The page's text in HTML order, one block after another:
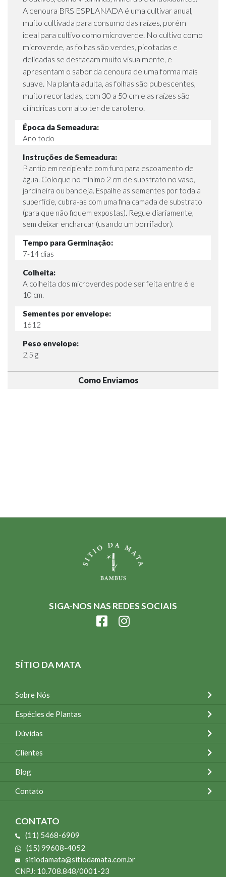
A cenoura BRS ESPLANADA é uma cultivar anual,
muito cultivada para consumo das raízes, porém
ideal para cultivo como microverde. No cultivo como
microverde, as folhas são verdes, picotadas e
delicadas se destacam muito visualmente, e
apresentam o sabor da cenoura de uma forma mais
suave. Na planta adulta, as folhas são pubescentes,
muito recortadas, com 30 a 50 cm e as raízes são
cilíndricas com alto ter de caroteno.
Época da Semeadura:
Ano todo
Instruções de Semeadura:
Plantio em recipiente com furo para escoamento de
água. Coloque no mínimo 2 cm de substrato no vaso,
jardineira ou bandeja. Espalhe as sementes por toda a
superfície, cubra-as com uma fina camada de substrato
(para que não fiquem expostas). Regue diariamente,
sem deixar encharcar (usando um borrifador).
Tempo para Germinação:
7-14 dias
Colheita:
A colheita dos microverdes pode ser feita entre 6 e
10 cm.
Sementes por envelope:
1612
Peso envelope:
2,5 g
Como Enviamos
SIGA-NOS NAS REDES SOCIAIS
SÍTIO DA MATA
Sobre Nós
Espécies de Plantas
Dúvidas
Clientes
Blog
Contato
CONTATO
(11) 5468-6909
(15) 99608-4052
sitiodamata@sitiodamata.com.br
CNPJ: 10.708.848/0001-23